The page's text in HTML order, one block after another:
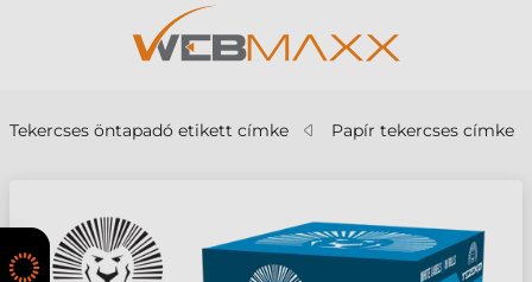
Tekercses öntapadó etikett címke Papír tekercses címke